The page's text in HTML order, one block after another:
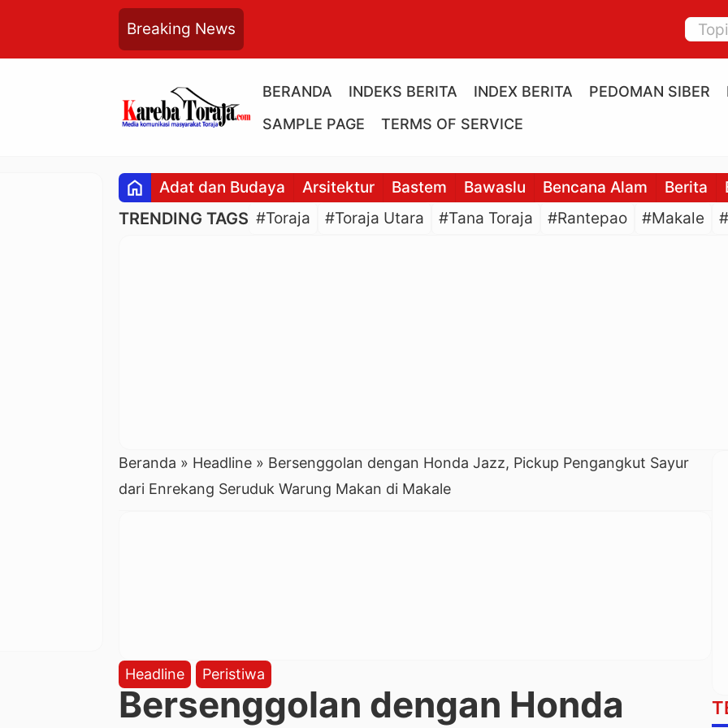
Breaking News
BERANDA INDEKS BERITA INDEX BERITA PEDOMAN SIBER
SAMPLE PAGE
TERMS OF SERVICE
home Adat dan Budaya Arsitektur Bastem Bawaslu Bencana Alam Berita
TRENDING TAGS #Toraja #Toraja Utara #Tana Toraja #Rantepao #Makale
Beranda » Headline » Bersenggolan dengan Honda Jazz, Pickup Pengangkut Sayur
dari Enrekang Seruduk Warung Makan di Makale
Headline Peristiwa
Bersenggolan dengan Honda